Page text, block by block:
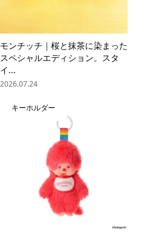
モンチッチ｜桜と抹茶に染まった
スペシャルエディション。スタ
イ...
2026.07.24
キーホルダー